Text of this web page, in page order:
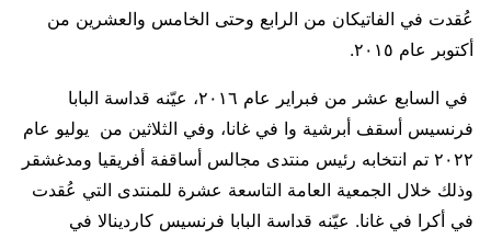
عُقدت في الفاتيكان من الرابع وحتى الخامس والعشرين من
أكتوبر عام ٢٠١٥.
في السابع عشر من فبراير عام ٢٠١٦، عيّنه قداسة البابا
فرنسيس أسقف أبرشية وا في غانا، وفي الثلاثين من يوليو عام
٢٠٢٢ تم انتخابه رئيس منتدى مجالس أساقفة أفريقيا ومدغشقر
وذلك خلال الجمعية العامة التاسعة عشرة للمنتدى التي عُقدت
في أكرا في غانا. عيّنه قداسة البابا فرنسيس كاردينالا في